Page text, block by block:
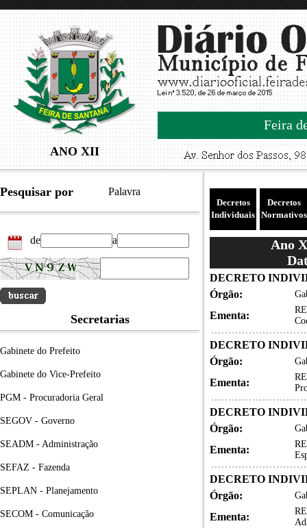
ANO XII
Feira
Pesquisar por Palavra
de a
Secretarias
Gabinete do Prefeito
Gabinete do Vice-Prefeito
PGM - Procuradoria Geral
SEGOV - Governo
SEADM - Administração
SEFAZ - Fazenda
SEPLAN - Planejamento
SECOM - Comunicação
Decretos
Individuais
Decretos
Normativos
Ano
DECRETO
Órgão:
Ementa:
DECRETO
Órgão:
Ementa:
DECRETO
Órgão:
Ementa:
DECRETO
Órgão:
Ementa: